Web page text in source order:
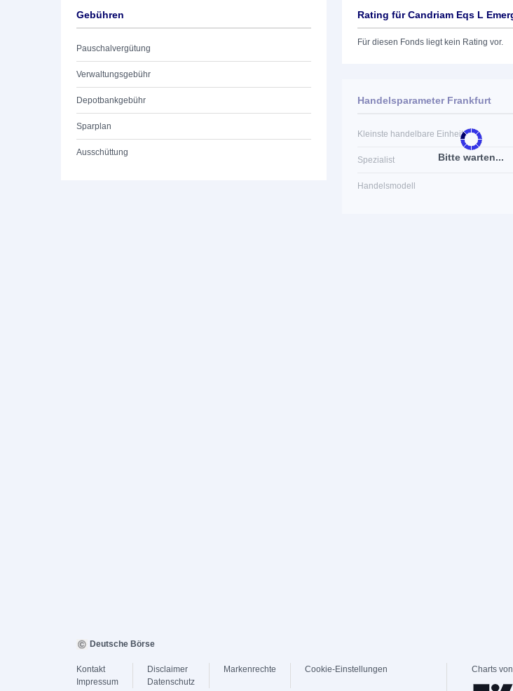
Gebühren
Pauschalvergütung
Verwaltungsgebühr
Depotbankgebühr
Sparplan
Ausschüttung
Für diesen Fonds liegt kein Rating vor.
Bitte warten...
Handelsparameter Frankfurt
Kleinste handelbare Einheit
Spezialist
Handelsmodell
Deutsche Börse
Kontakt
Impressum
Disclaimer
Datenschutz
Markenrechte Cookie-Einstellungen Charts von